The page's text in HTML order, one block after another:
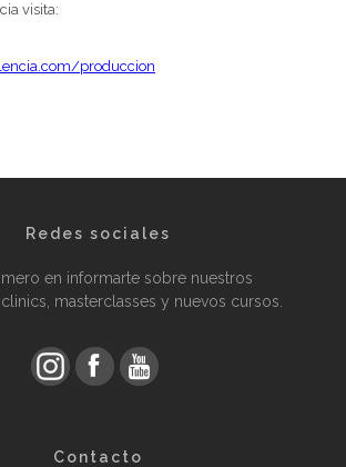
visita:
produccion
Redes sociales
en informarte sobre nuestros
masterclasses y nuevos cursos.
Contacto